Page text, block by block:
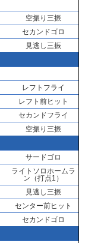
空振り三振
セカンドゴロ
見逃し三振
レフトフライ
レフト前ヒット
セカンドフライ
空振り三振
サードゴロ
ライトソロホームラ
ン（打点1）
見逃し三振
センター前ヒット
セカンドゴロ